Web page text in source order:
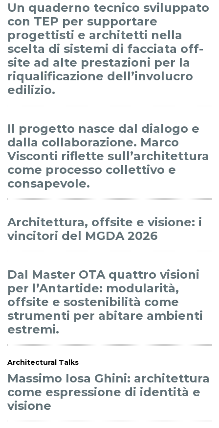
Un quaderno tecnico sviluppato
con TEP per supportare
progettisti e architetti nella
scelta di sistemi di facciata off-
site ad alte prestazioni per la
riqualificazione dell’involucro
edilizio.
Il progetto nasce dal dialogo e
dalla collaborazione. Marco
Visconti riflette sull’architettura
come processo collettivo e
consapevole.
Architettura, offsite e visione: i
vincitori del MGDA 2026
Dal Master OTA quattro visioni
per l’Antartide: modularità,
offsite e sostenibilità come
strumenti per abitare ambienti
estremi.
Architectural Talks
Massimo Iosa Ghini: architettura
come espressione di identità e
visione